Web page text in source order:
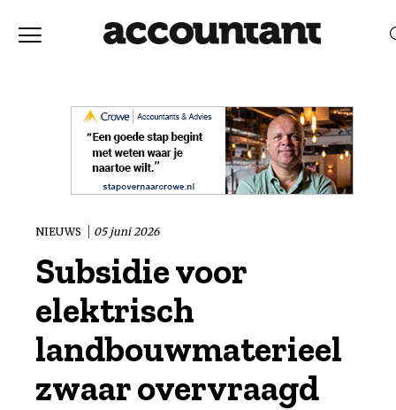
Vaktechniek
Achtergrond
NIEUWS 05 juni 2026
Subsidie voor
elektrisch
landbouwmaterieel
zwaar overvraagd
RELEVANTIEDATUM